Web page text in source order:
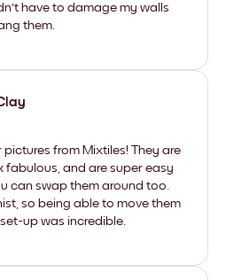
have to damage my walls
them.
pictures from Mixtiles! They are
and are super easy
can swap them around too.
so being able to move them
up was incredible.